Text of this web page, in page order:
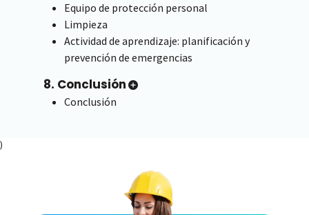
Equipo de protección personal
Limpieza
Actividad de aprendizaje: planificación y
prevención de emergencias
8. Conclusión
Conclusión
)